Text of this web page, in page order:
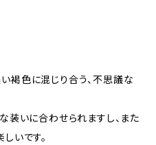
褐色に混じり合う、不思議な
装いに合わせられますし、また
いです。